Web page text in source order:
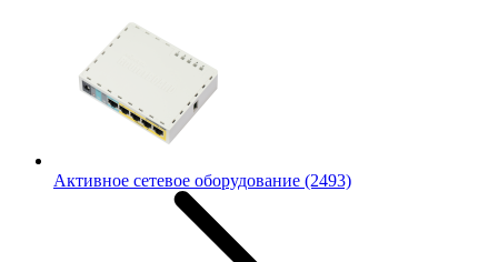
Активное сетевое оборудование (2493)